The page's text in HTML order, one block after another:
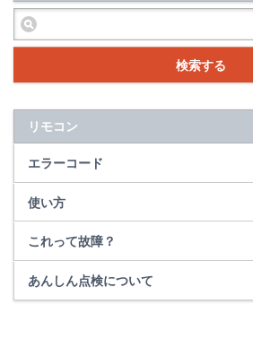
検索する
リモコン
エラーコード
使い方
これって故障？
あんしん点検について